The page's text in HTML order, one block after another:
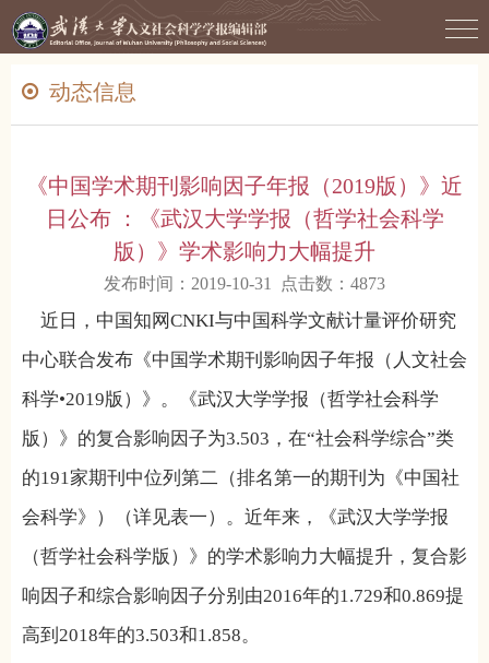
动态信息
《中国学术期刊影响因子年报（2019版）》近
日公布 ：《武汉大学学报（哲学社会科学
版）》学术影响力大幅提升
发布时间：2019-10-31 点击数： 4873
近日，中国知网CNKI与中国科学文献计量评价研究
中心联合发布《中国学术期刊影响因子年报（人文社会
科学•2019版）》。《武汉大学学报（哲学社会科学
版）》的复合影响因子为3.503 ，在“社会科学综合”类
的191家期刊中位列第二（排名第一的期刊为《中国社
会科学》）（详见表一）。近年来，《武汉大学学报
（哲学社会科学版）》的学术影响力大幅提升，复合影
响因子和综合影响因子分别由2016年的1.729和0.869提
高到 2018年的3.503和1.858。